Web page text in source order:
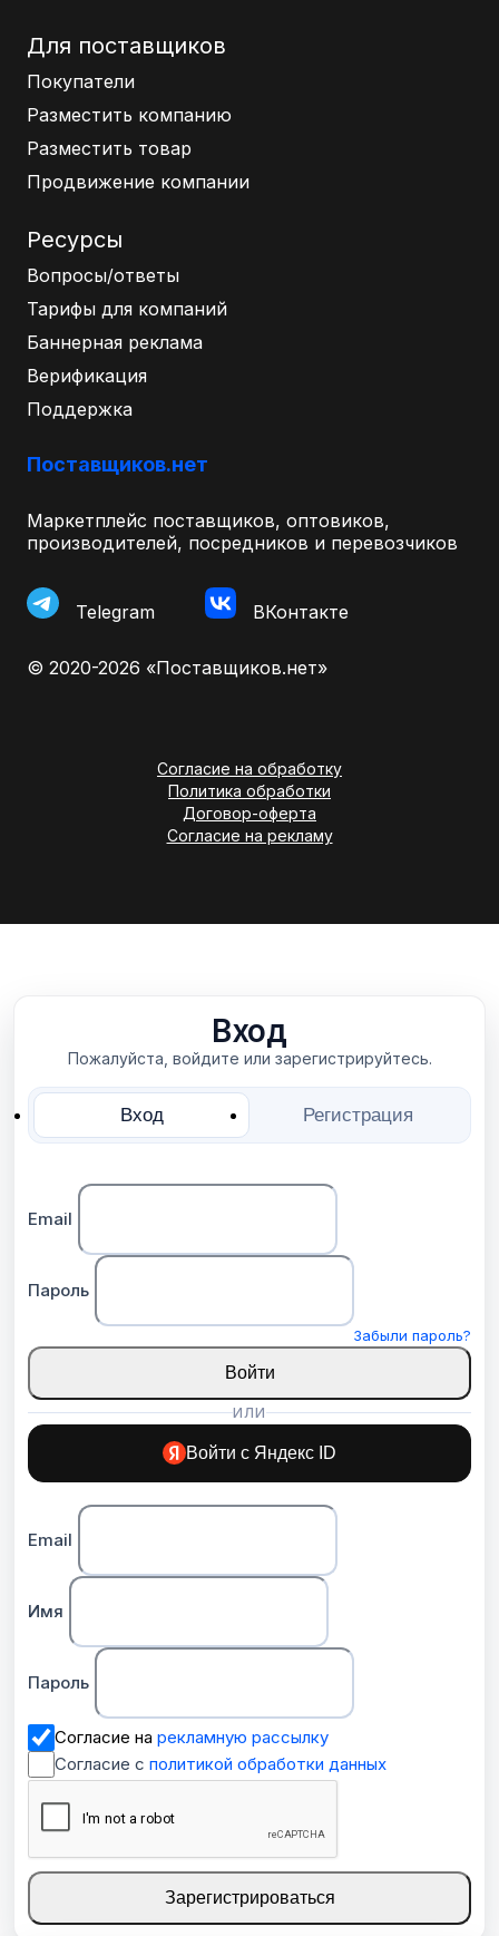
Для поставщиков
Покупатели
Разместить компанию
Разместить товар
Продвижение компании
Ресурсы
Вопросы/ответы
Тарифы для компаний
Баннерная реклама
Верификация
Поддержка
Поставщиков.нет
Маркетплейс поставщиков, оптовиков,
производителей, посредников и перевозчиков
Telegram ВКонтакте
© 2020-2026 «Поставщиков.нет»
Согласие на обработку
Политика обработки
Договор-оферта
Согласие на рекламу
Вход
Пожалуйста, войдите или зарегистрируйтесь.
Вход Регистрация
Email
Пароль
Забыли пароль?
Войти
ИЛИ
Войти с Яндекс ID
Email
Имя
Пароль
Согласие на рекламную рассылку
Согласие с политикой обработки данных
Зарегистрироваться